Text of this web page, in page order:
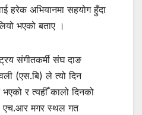
हरेक अभियानमा सहयोग हुँदा
भएको बताए ।
संगीतकर्मी संघ दाङ
(एस.बि) ले त्यो दिन
र त्यहीँ कालो दिनको
एच.आर मगर स्थल गत